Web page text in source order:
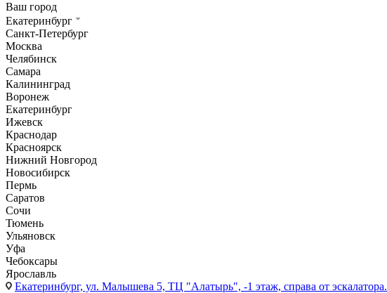
Ваш город
Екатеринбург
Санкт-Петербург
Москва
Челябинск
Самара
Калининград
Воронеж
Екатеринбург
Ижевск
Краснодар
Красноярск
Нижний Новгород
Новосибирск
Пермь
Саратов
Сочи
Тюмень
Ульяновск
Уфа
Чебоксары
Ярославль
Екатеринбург, ул. Малышева 5, ТЦ "Алатырь", -1 этаж, справа от эскалатора.